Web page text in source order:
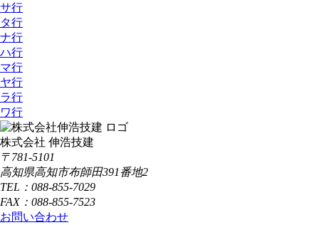
サ行
タ行
ナ行
ハ行
マ行
ヤ行
ラ行
ワ行
株式会社 伸浩技建
〒781-5101
高知県高知市布師田391番地2
TEL：088-855-7029
FAX：088-855-7523
お問い合わせ